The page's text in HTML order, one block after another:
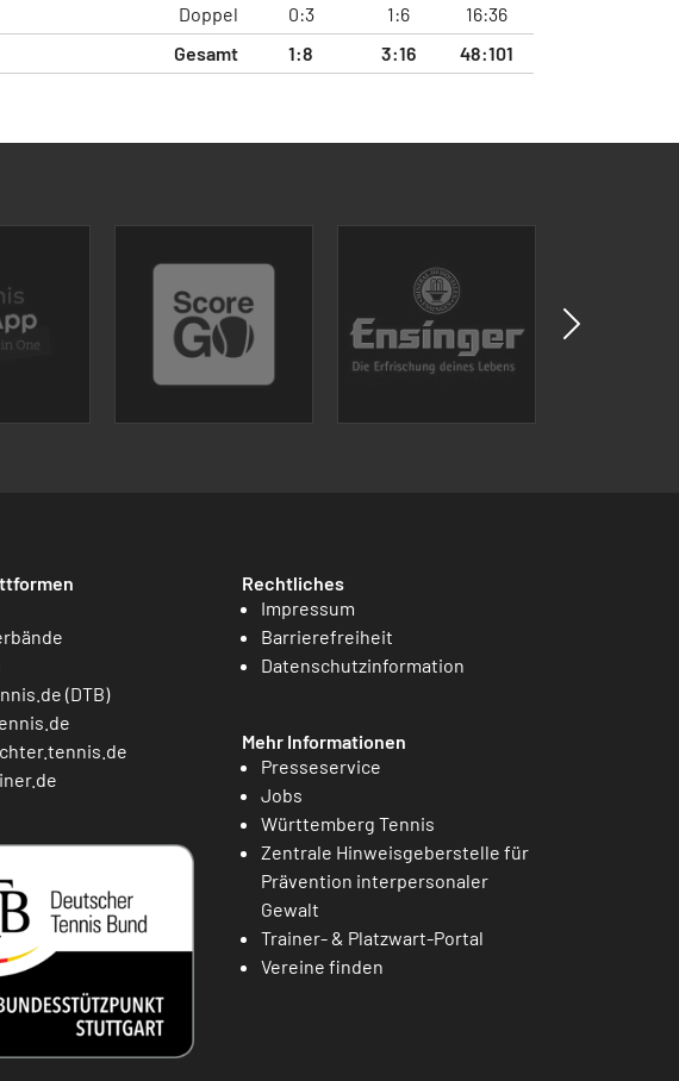
Doppel 0:3 1:6
16:36
Gesamt
1:8 3:16 48:101
(DTB)
Rechtliches
Impressum
Barrierefreiheit
Datenschutzinformation
Mehr Informationen
Presseservice
Jobs
Württemberg Tennis
Zentrale Hinweisgeberstelle für
Prävention interpersonaler
Gewalt
Trainer- & Platzwart-Portal
Vereine finden